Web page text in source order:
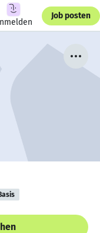
Job posten